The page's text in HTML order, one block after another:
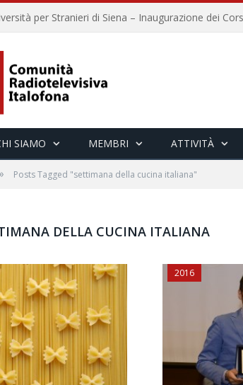
SIAMO MEMBRI ATTIVITÀ
Posts Tagged "settimana della cucina italiana"
DELLA CUCINA ITALIANA
2016